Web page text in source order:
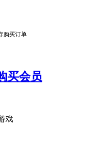
购买订单
买会员
戏